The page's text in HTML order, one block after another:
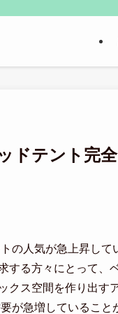
ドテント完
の人気が急上昇し
る方々にとって、
クス空間を作り出す
が急増していること